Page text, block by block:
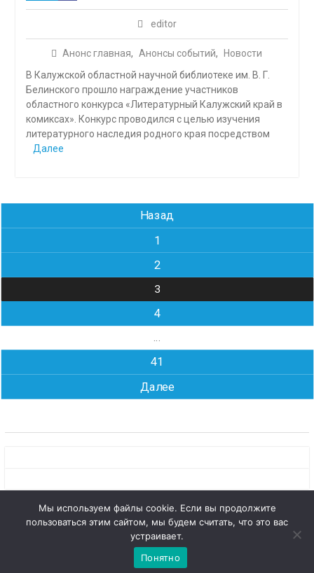
editor
Анонс главная, Анонсы событий,
Новости
В Калужской областной научной библиотеке им. В. Г.
Белинского прошло награждение участников
областного конкурса «Литературный Калужский край в
комиксах». Конкурс проводился с целью изучения
литературного наследия родного края посредством
Далее
Навигация
по
записям
Назад
1
2
3
4
41
Далее
Copyright © Все права защищены.
КОНБ им. В.Г. Белинского
Мы используем файлы cookie. Если вы продолжите
пользоваться этим сайтом, мы будем считать, что это вас
устраивает.
Понятно
1
Чат с
администратором